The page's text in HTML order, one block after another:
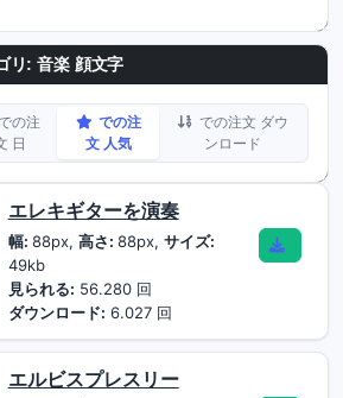
リ:音楽 顔文字
の注
日
での注
文 人気
での注文 ダウ
ンロード
エレキギターを演奏
幅: 88px, 高さ: 88px, サイズ:
49kb
見られる: 56.280 回
ダウンロード: 6.027 回
エルビスプレスリー